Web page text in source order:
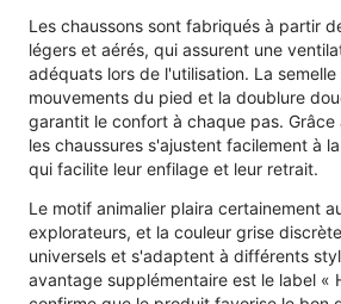
Les chaussons sont fabriqués à partir
légers et aérés, qui assurent une
adéquats lors de l'utilisation. La
mouvements du pied et la doublure
garantit le confort à chaque pas. Grâce
les chaussures s'ajustent facilement à
qui facilite leur enfilage et leur retrait.
Le motif animalier plaira certainement
explorateurs, et la couleur grise
universels et s'adaptent à différents
avantage supplémentaire est le label «